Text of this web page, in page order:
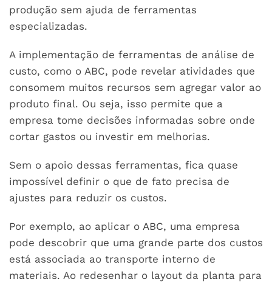
produção sem ajuda de ferramentas
especializadas.
A implementação de ferramentas de análise de
custo, como o ABC, pode revelar atividades que
consomem muitos recursos sem agregar valor ao
produto final. Ou seja, isso permite que a
empresa tome decisões informadas sobre onde
cortar gastos ou investir em melhorias.
Sem o apoio dessas ferramentas, fica quase
impossível definir o que de fato precisa de
ajustes para reduzir os custos.
Por exemplo, ao aplicar o ABC, uma empresa
pode descobrir que uma grande parte dos custos
está associada ao transporte interno de
materiais. Ao redesenhar o layout da planta para